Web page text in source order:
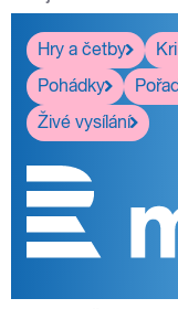
Hry a četby
Pohádky
Živé vysílání